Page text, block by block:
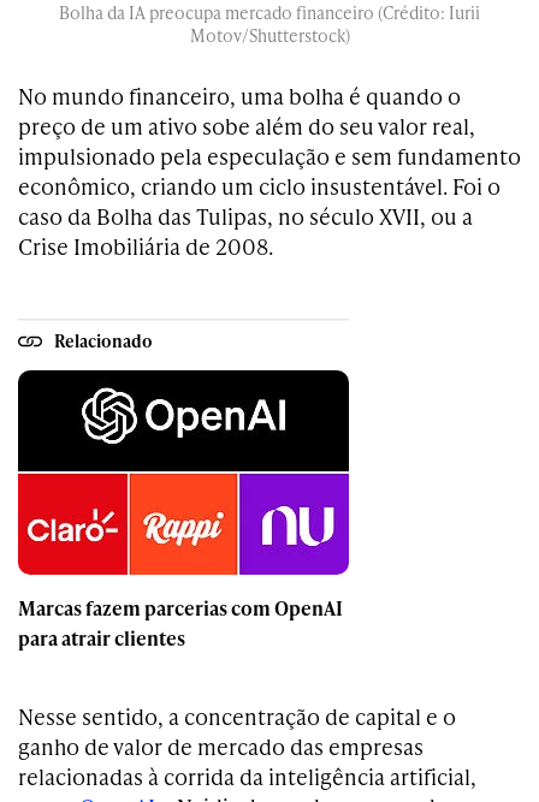
Bolha da IA preocupa mercado financeiro (Crédito: Iurii
Motov/Shutterstock)
No mundo financeiro, uma bolha é quando o
preço de um ativo sobe além do seu valor real,
impulsionado pela especulação e sem fundamento
econômico, criando um ciclo insustentável. Foi o
caso da Bolha das Tulipas, no século XVII, ou a
Crise Imobiliária de 2008.
Relacionado
Marcas fazem parcerias com OpenAI
para atrair clientes
Nesse sentido, a concentração de capital e o
ganho de valor de mercado das empresas
relacionadas à corrida da inteligência artificial,